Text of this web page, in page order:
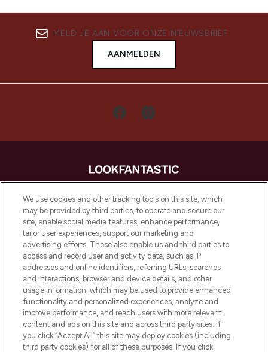
MELD JE AAN VOOR ONZE NIEUWSBRIEF
AANMELDEN
LOOKFANTASTIC is de ultieme online
beautybestemming van Europa, met de
beste huidverzorging, haarproducten en
make-up van meer dan 200 topmerken.
Shop online of via de app, met gratis
verzending vanaf €40.
Cookie-toestemming
Do Not Sell or Share My Personal
Information
HELP & INFORMATIE
We use cookies and other tracking tools on this site, which
may be provided by third parties, to operate and secure our
site, enable social media features, enhance performance,
tailor user experiences, support our marketing and
advertising efforts. These also enable us and third parties to
access and record user and activity data, such as IP
addresses and online identifiers, referring URLs, searches
and interactions, browser and device details, and other
usage information, which may be used to provide enhanced
functionality and personalized experiences, analyze and
improve performance, and reach users with more relevant
content and ads on this site and across third party sites. If
you click “Accept All” this site may deploy cookies (including
third party cookies) for all of these purposes. If you click